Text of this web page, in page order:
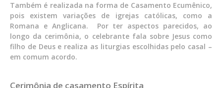
Também é realizada na forma de Casamento Ecumênico,
pois existem variações de igrejas católicas, como a
Romana e Anglicana. Por ter aspectos parecidos, ao
longo da cerimônia, o celebrante fala sobre Jesus como
filho de Deus e realiza as liturgias escolhidas pelo casal –
em comum acordo.
Cerimônia de casamento Espírita